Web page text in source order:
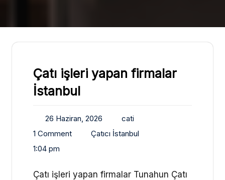
Çatı işleri yapan firmalar
İstanbul
26 Haziran, 2026
cati
1 Comment
Çatıcı İstanbul
1:04 pm
Çatı işleri yapan firmalar Tunahun Çatı